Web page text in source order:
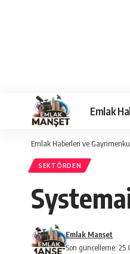
Emlak
Emlak Haberleri ve
SEKTÖRDEN
Son güncelleme: 25
Emlak Manşet